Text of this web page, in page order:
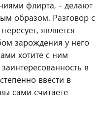
флирта, - делают
образом. Разговор с
является
зарождения у него
хотите с ним
в
ввести в
сами считаете